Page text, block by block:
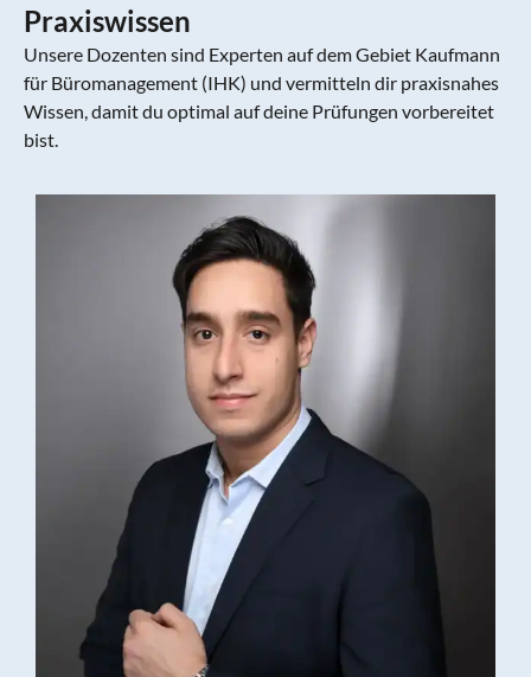
Praxiswissen
Unsere Dozenten sind Experten auf dem Gebiet Kaufmann
für Büromanagement (IHK) und vermitteln dir praxisnahes
Wissen, damit du optimal auf deine Prüfungen vorbereitet
bist.